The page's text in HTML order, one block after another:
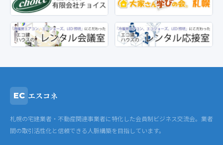
EC エスコネ
札幌の宅建業者・不動産関連事業者に特化した会員制ビジネス交流会。業者
間の取引活性化と信頼できる人脈構築を目指しています。